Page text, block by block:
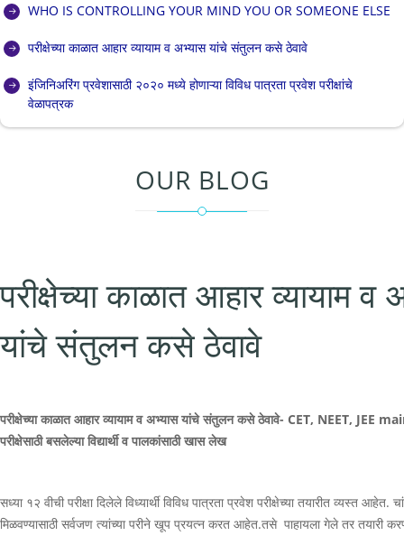
WHO IS CONTROLLING YOUR MIND YOU OR SOMEONE ELSE
परीक्षेच्या काळात आहार व्यायाम व अभ्यास यांचे संतुलन कसे ठेवावे
इंजिनिअरिंग प्रवेशासाठी २०२० मध्ये होणाऱ्या विविध पात्रता प्रवेश परीक्षांचे
वेळापत्रक
OUR BLOG
परीक्षेच्या काळात आहार व्यायाम व
यांचे संतुलन कसे ठेवावे
परीक्षेच्या काळात आहार व्यायाम व अभ्यास यांचे संतुलन कसे ठेवावे- CET, NEET, JEE
परीक्षेसाठी बसलेल्या विद्यार्थी व पालकांसाठी खास लेख
सध्या १२ वीची परीक्षा दिलेले विध्यार्थी विविध पात्रता प्रवेश परीक्षेच्या तयारीत व्यस्त आहेत.
मिळवण्यासाठी सर्वजण त्यांच्या परीने खूप प्रयत्न करत आहेत.तसे पाहायला गेले तर तयारी